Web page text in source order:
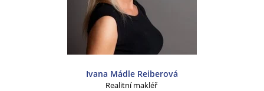
Ivana Mádle Reiberová
Realitní makléř